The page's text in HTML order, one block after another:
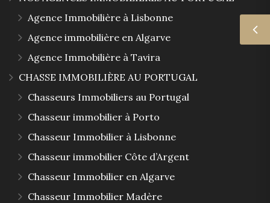
Agence Immobilière à Lisbonne
Agence immobilière en Algarve
Agence Immobilière à Tavira
CHASSE IMMOBILIÈRE AU PORTUGAL
Chasseurs Immobiliers au Portugal
Chasseur immobilier à Porto
Chasseur Immobilier à Lisbonne
Chasseur immobilier Côte d’Argent
Chasseur Immobilier en Algarve
Chasseur Immobilier Madère